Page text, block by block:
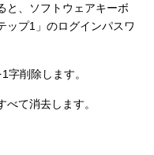
と、ソフトウェアキーボ
ップ1」のログインパスワ
字削除します。
べて消去します。